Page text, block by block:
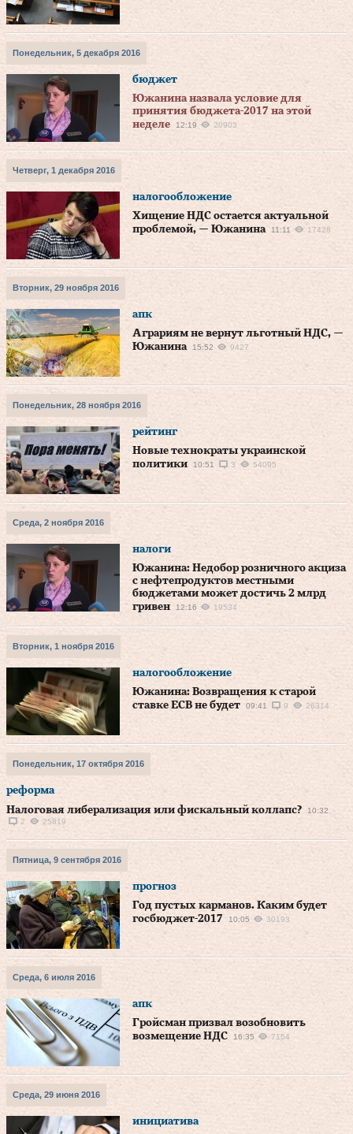
Понедельник, 5 декабря 2016
бюджет
Южанина назвала условие для
принятия бюджета-2017 на этой
неделе
12:19 20903
Четверг, 1 декабря 2016
налогообложение
Хищение НДС остается актуальной
проблемой, — Южанина
11:11 17428
Вторник, 29 ноября 2016
апк
Аграриям не вернут льготный НДС, —
Южанина
15:52 9427
Понедельник, 28 ноября 2016
рейтинг
Новые технократы украинской
политики
10:51 3 54095
Среда, 2 ноября 2016
налоги
Южанина: Недобор розничного акциза
с нефтепродуктов местными
бюджетами может достичь 2 млрд
гривен
12:16 19534
Вторник, 1 ноября 2016
налогообложение
Южанина: Возвращения к старой
ставке ЕСВ не будет
09:41 9 26314
Понедельник, 17 октября 2016
реформа
Налоговая либерализация или фискальный коллапс?
10:32
2
25819
Пятница, 9 сентября 2016
прогноз
Год пустых карманов. Каким будет
госбюджет-2017
10:05 30193
Среда, 6 июля 2016
апк
Гройсман призвал возобновить
возмещение НДС
16:35 7154
Среда, 29 июня 2016
инициатива